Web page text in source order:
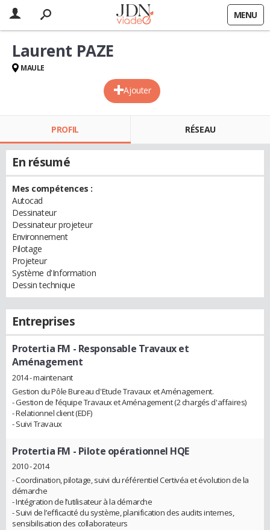
MENU
Ajouter
Laurent PAZE
MAULE
PROFIL RÉSEAU
En résumé
Mes compétences :
Autocad
Dessinateur
Dessinateur projeteur
Environnement
Pilotage
Projeteur
Système d'Information
Dessin technique
Entreprises
Protertia FM - Responsable Travaux et
Aménagement
2014 - maintenant
Gestion du Pôle Bureau d'Etude Travaux et Aménagement.
- Gestion de l’équipe Travaux et Aménagement (2 chargés d'affaires)
- Relationnel client (EDF)
- Suivi Travaux
Protertia FM - Pilote opérationnel HQE
2010 - 2014
- Coordination, pilotage, suivi du référentiel Certivéa et évolution de la
démarche
- Intégration de l’utilisateur à la démarche
- Suivi de l’efficacité du système, planification des audits internes,
sensibilisation des collaborateurs